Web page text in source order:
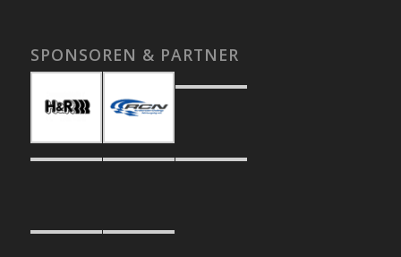
SPONSOREN & PARTNER